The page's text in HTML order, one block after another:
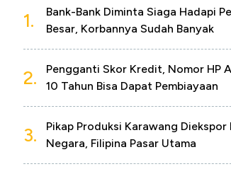
1.
Bank-Bank Diminta Siaga Hadapi
Besar, Korbannya Sudah Banyak
2.
Pengganti Skor Kredit, Nomor HP
10 Tahun Bisa Dapat Pembiayaan
3.
Pikap Produksi Karawang Diekspor
Negara, Filipina Pasar Utama